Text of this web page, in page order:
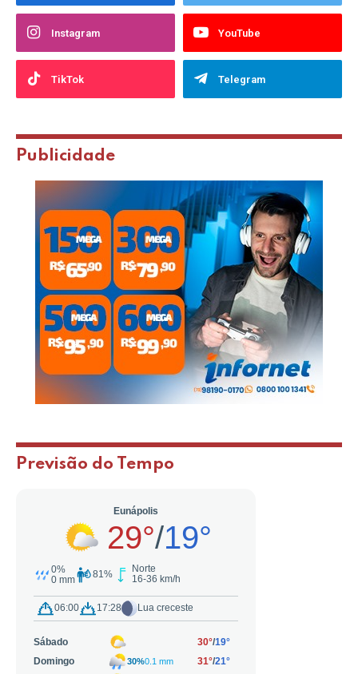
Instagram YouTube
TikTok Telegram
Publicidade
Previsão do Tempo